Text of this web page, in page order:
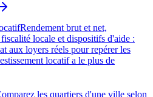
Rendement brut et net,
locale et dispositifs d'aide :
aux loyers réels pour repérer les
locatif a le plus de
les quartiers d'une ville selon